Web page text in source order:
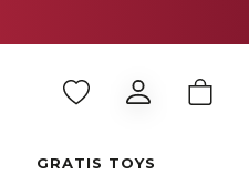
GRATIS TOYS